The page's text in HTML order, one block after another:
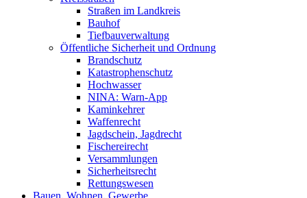
Straßen im Landkreis
Bauhof
Tiefbauverwaltung
Öffentliche Sicherheit und Ordnung
Brandschutz
Katastrophenschutz
Hochwasser
NINA: Warn-App
Kaminkehrer
Waffenrecht
Jagdschein, Jagdrecht
Fischereirecht
Versammlungen
Sicherheitsrecht
Rettungswesen
Bauen, Wohnen, Gewerbe